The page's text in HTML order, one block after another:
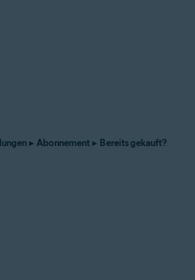
▸ Abonnement ▸ Bereits gekauft?